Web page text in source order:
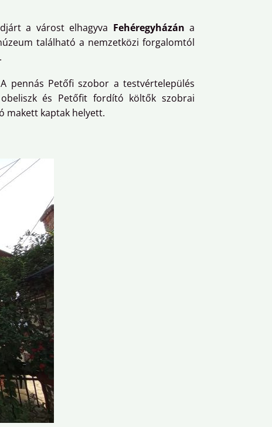
a várost elhagyva Fehéregyházána
található a nemzetközi forgalomtól
pennás Petőfi szobor a testvértelepülés
és Petőfit fordító költők szobrai
makett kaptak helyett.